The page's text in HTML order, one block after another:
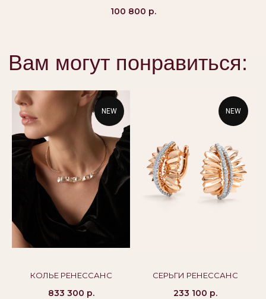
100 800 р.
NEW
КОЛЬЕ РЕНЕССАНС
833 300 р.
NEW
СЕРЬГИ РЕНЕССАНС
233 100 р.
alikor@alikor.com
КОНТАКТЫ
8 800 444 10 79
Гарантия
Проверка подлинности
Доставка и оплата
Вопросы и ответы
ПОКУПАТЕЛЯМ
Браслеты
Колье
Подвески
Серьги
КАТАЛОГ
Политика конфиденциальности